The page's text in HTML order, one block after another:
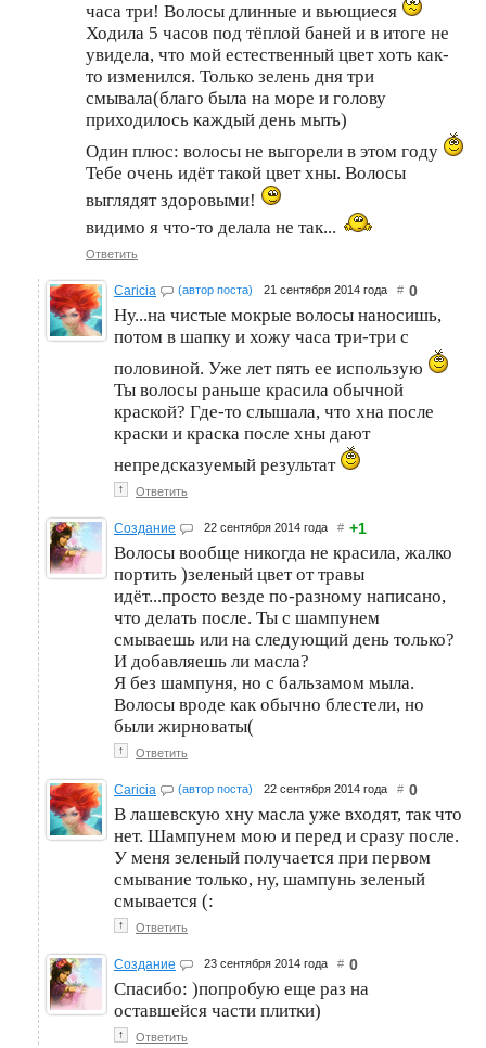
часа три! Волосы длинные и вьющиеся
Ходила 5 часов под тёплой баней и в итоге не
увидела, что мой естественный цвет хоть как-
то изменился. Только зелень дня три
смывала(благо была на море и голову
приходилось каждый день мыть)
Один плюс: волосы не выгорели в этом году
Тебе очень идёт такой цвет хны. Волосы
выглядят здоровыми!
видимо я что-то делала не так...
Ответить
Caricia (автор поста) 21 сентября 2014 года # 0
Ну...на чистые мокрые волосы наносишь,
потом в шапку и хожу часа три-три с
половиной. Уже лет пять ее использую
Ты волосы раньше красила обычной
краской? Где-то слышала, что хна после
краски и краска после хны дают
непредсказуемый результат
↑ Ответить
Создание 22 сентября 2014 года # +1
Волосы вообще никогда не красила, жалко
портить )зеленый цвет от травы
идёт...просто везде по-разному написано,
что делать после. Ты с шампунем
смываешь или на следующий день только?
И добавляешь ли масла?
Я без шампуня, но с бальзамом мыла.
Волосы вроде как обычно блестели, но
были жирноваты(
↑ Ответить
Caricia (автор поста) 22 сентября 2014 года # 0
В лашевскую хну масла уже входят, так что
нет. Шампунем мою и перед и сразу после.
У меня зеленый получается при первом
смывание только, ну, шампунь зеленый
смывается (:
↑ Ответить
Создание 23 сентября 2014 года # 0
Спасибо: )попробую еще раз на
оставшейся части плитки)
↑ Ответить